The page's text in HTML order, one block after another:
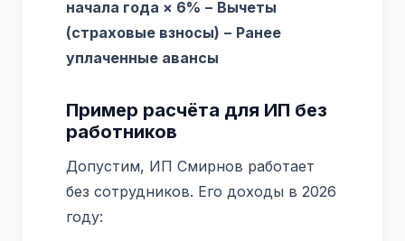
начала года × 6% − Вычеты
(страховые взносы) − Ранее
уплаченные авансы
Пример расчёта для ИП без
работников
Допустим, ИП Смирнов работает
без сотрудников. Его доходы в 2026
году: